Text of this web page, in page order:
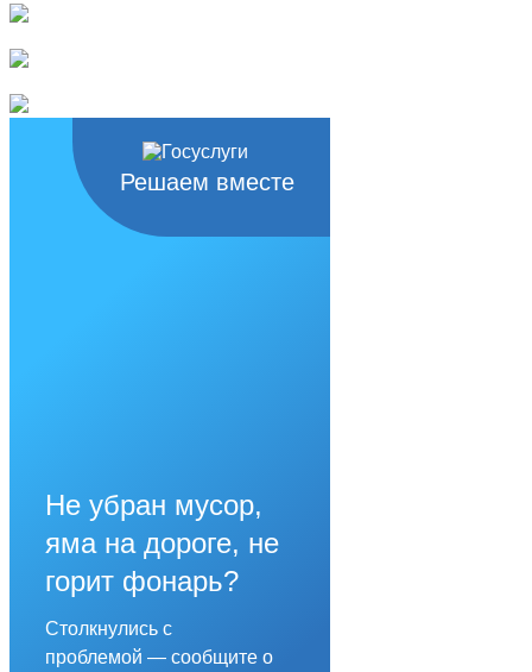
Решаем вместе
Не убран мусор,
яма на дороге, не
горит фонарь?
Столкнулись с
проблемой — сообщите о